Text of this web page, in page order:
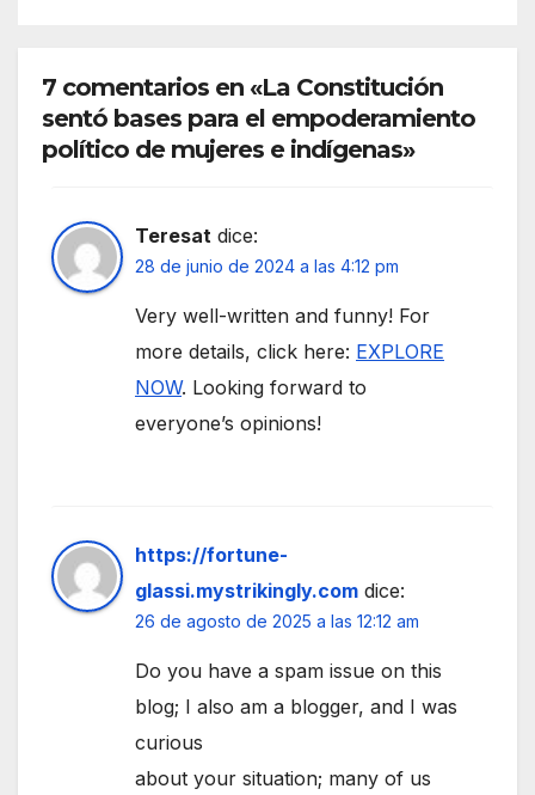
7 comentarios en «La Constitución
sentó bases para el empoderamiento
político de mujeres e indígenas»
Teresat dice:
28 de junio de 2024 a las 4:12 pm
Very well-written and funny! For
more details, click here: EXPLORE
NOW. Looking forward to
everyone’s opinions!
https://fortune-
glassi.mystrikingly.com dice:
26 de agosto de 2025 a las 12:12 am
Do you have a spam issue on this
blog; I also am a blogger, and I was
curious
about your situation; many of us